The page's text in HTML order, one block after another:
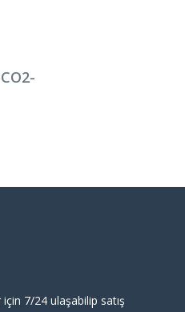
için 7/24 ulaşabilip satış